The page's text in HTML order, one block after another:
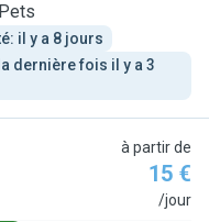
il y a 8 jours
dernière fois il y a 3
à partir de
15 €
/jour